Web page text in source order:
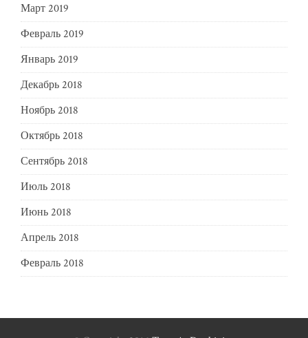
Март 2019
Февраль 2019
Январь 2019
Декабрь 2018
Ноябрь 2018
Октябрь 2018
Сентябрь 2018
Июль 2018
Июнь 2018
Апрель 2018
Февраль 2018